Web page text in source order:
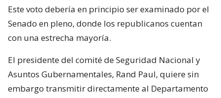
Este voto debería en principio ser examinado por el
Senado en pleno, donde los republicanos cuentan
con una estrecha mayoría.
El presidente del comité de Seguridad Nacional y
Asuntos Gubernamentales, Rand Paul, quiere sin
embargo transmitir directamente al Departamento